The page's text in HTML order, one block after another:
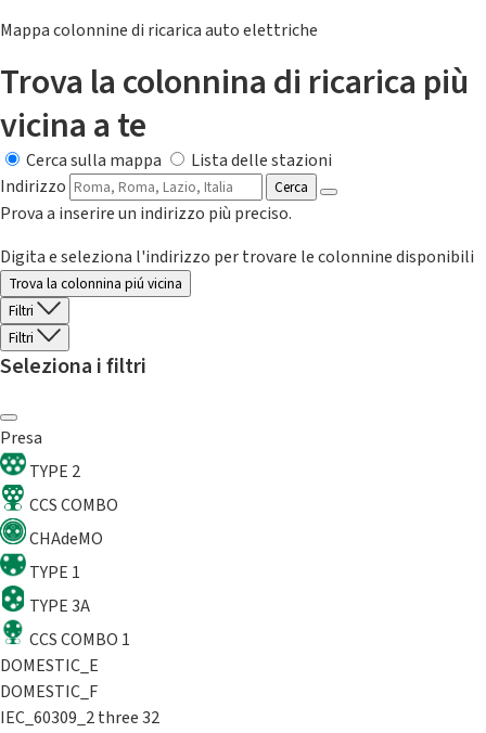
Mappa colonnine di ricarica auto elettriche
Trova la colonnina di ricarica più
vicina a te
Cerca sulla mappa
Lista delle stazioni
Indirizzo
Cerca
Prova a inserire un indirizzo più preciso.
Digita e seleziona l'indirizzo per trovare le colonnine disponibili
Trova la colonnina piú vicina
Filtri
Filtri
Seleziona i filtri
Presa
TYPE 2
CCS COMBO
CHAdeMO
TYPE 1
TYPE 3A
CCS COMBO 1
DOMESTIC_E
DOMESTIC_F
IEC_60309_2 three 32